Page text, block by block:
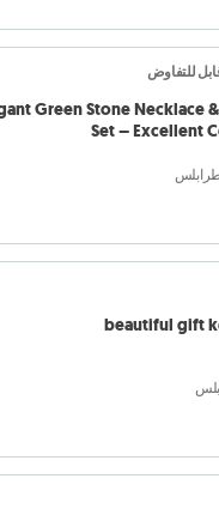
للتفاوض
Green Stone Necklace
Set – Excellent
beautiful gift